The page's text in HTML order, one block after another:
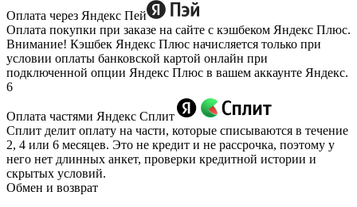
Оплата через Яндекс Пей
Оплата покупки при заказе на сайте с кэшбеком Яндекс Плюс.
Внимание! Кэшбек Яндекс Плюс начисляется только при
условии оплаты банковской картой онлайн при
подключенной опции Яндекс Плюс в вашем аккаунте Яндекс.
6
Оплата частями Яндекс Сплит
Сплит делит оплату на части, которые списываются в течение
2, 4 или 6 месяцев. Это не кредит и не рассрочка, поэтому у
него нет длинных анкет, проверки кредитной истории и
скрытых условий.
Обмен и возврат